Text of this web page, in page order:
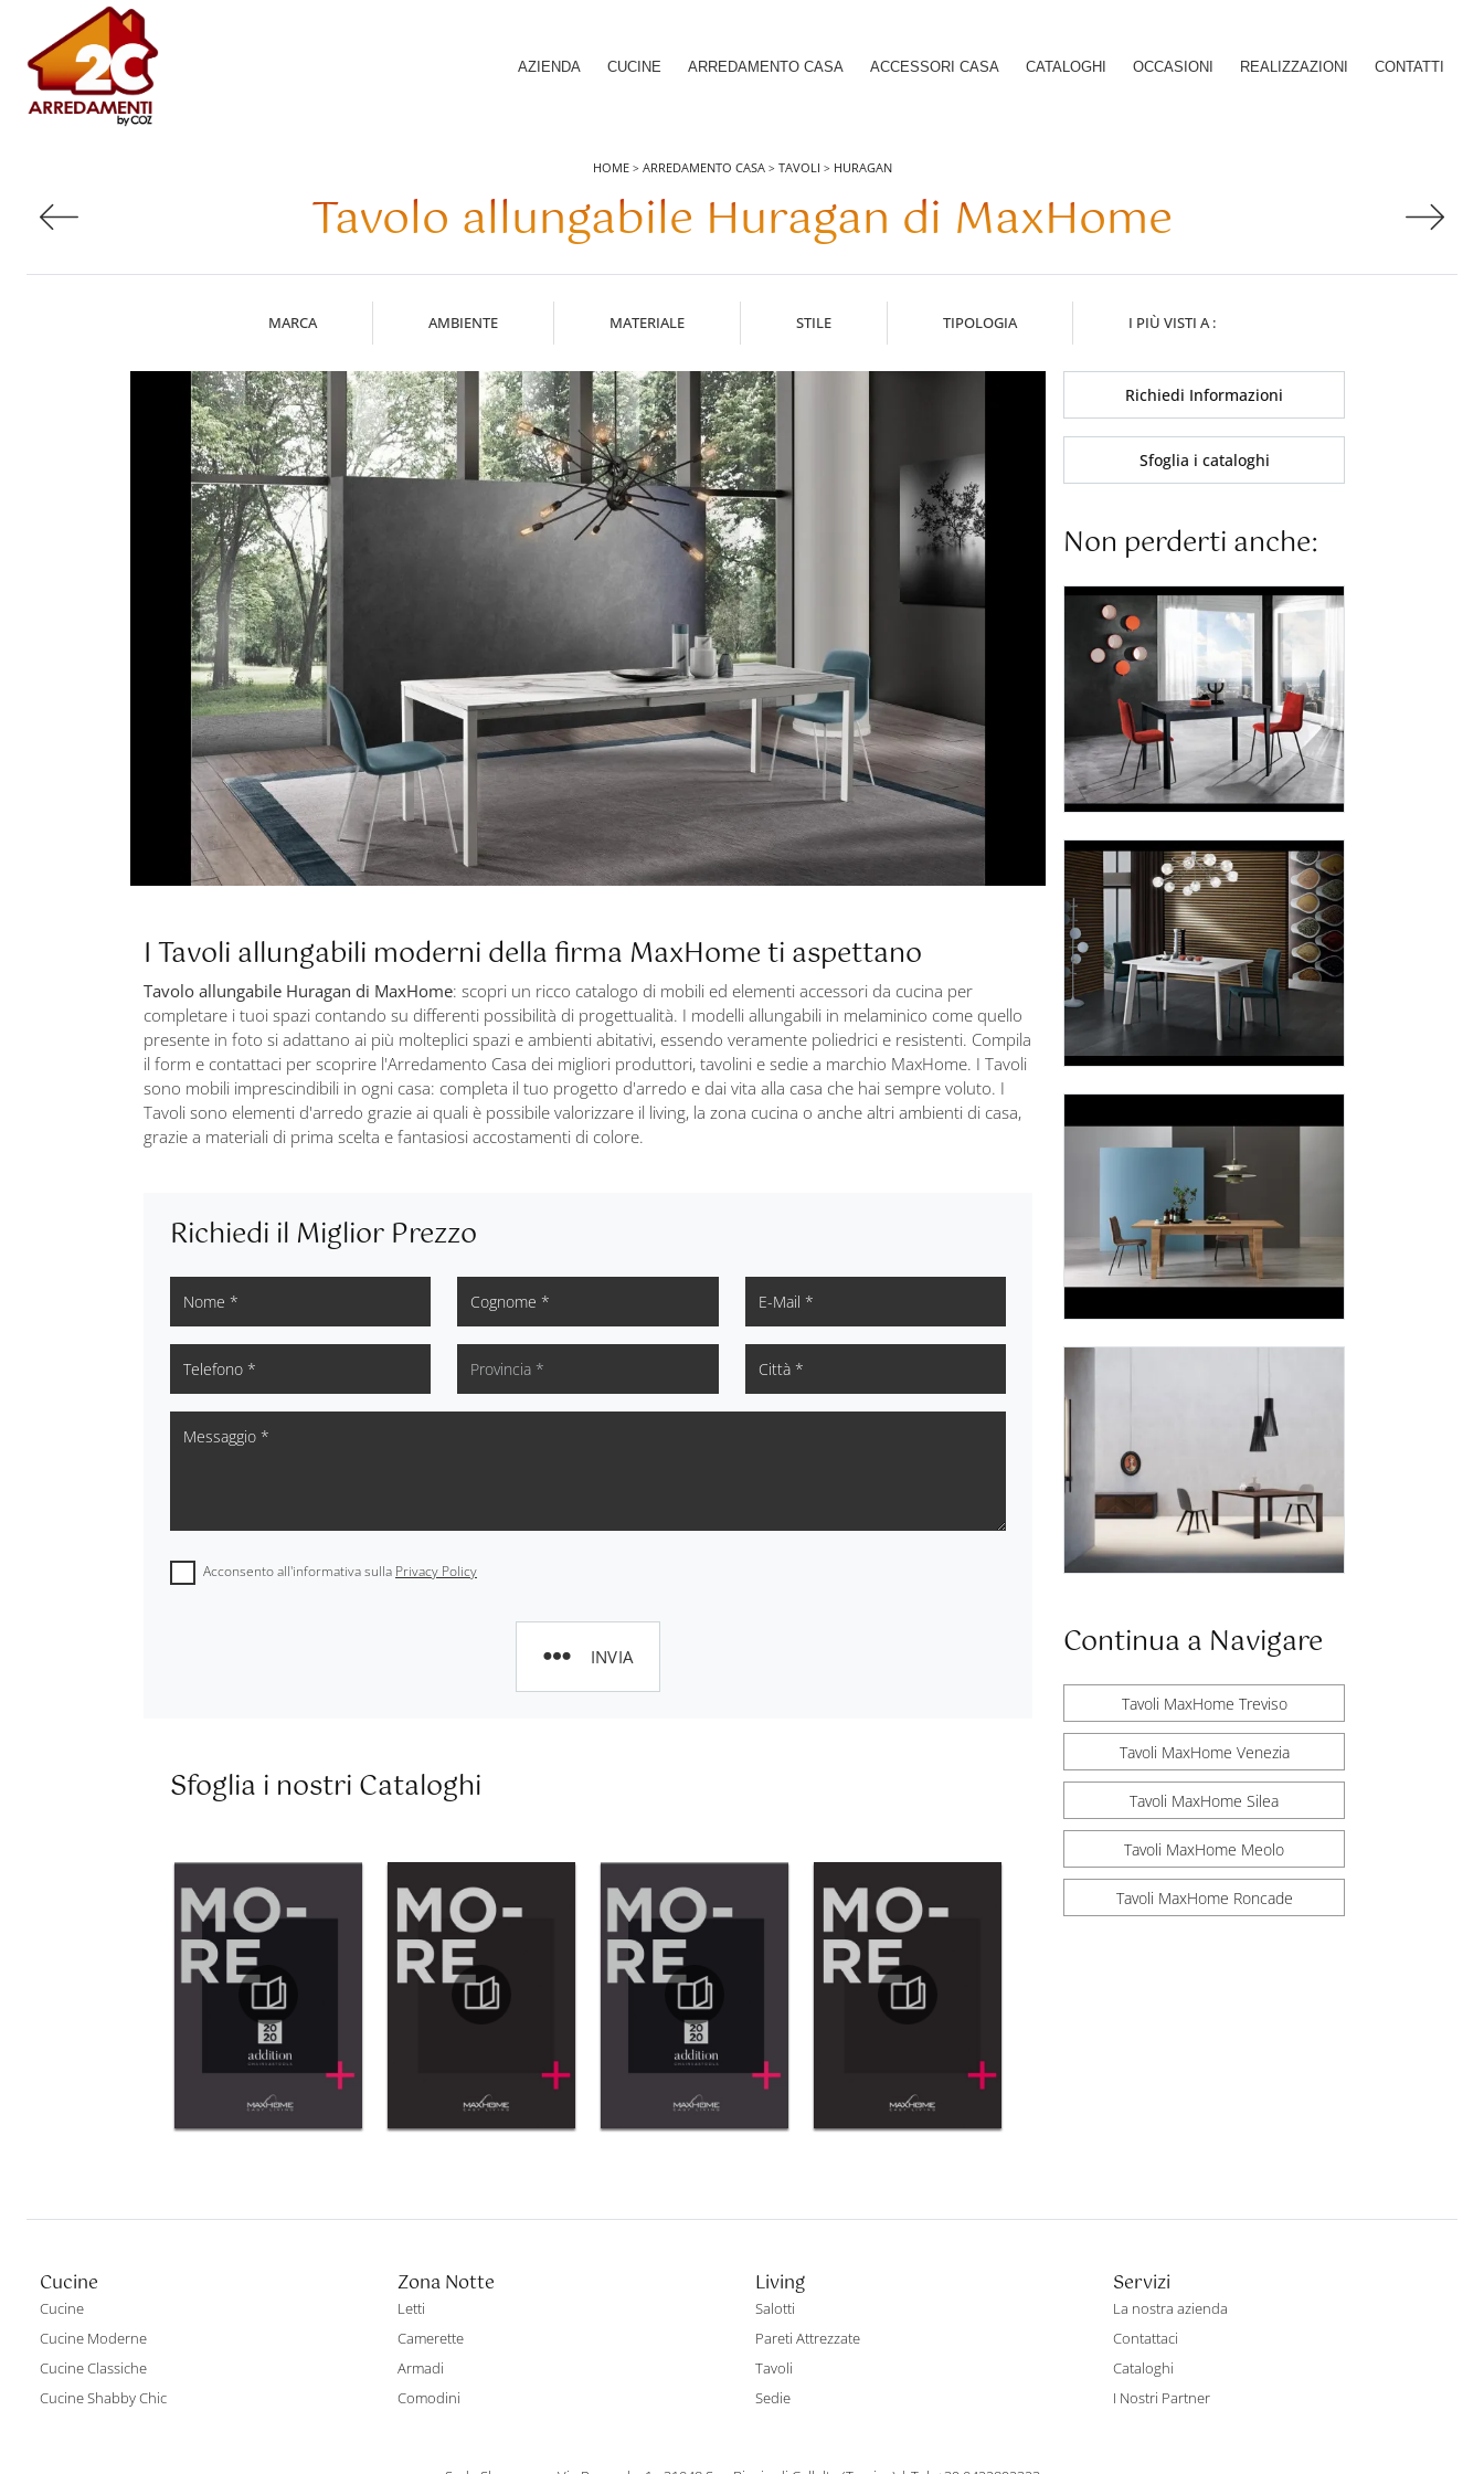
AZIENDA CUCINE ARREDAMENTO CASA ACCESSORI CASA CATALOGHI OCCASIONI REALIZZAZIONI CONTATTI
HOME> ARREDAMENTO CASA> TAVOLI > HURAGAN
Tavolo allungabile Huragan di MaxHome
MARCA AMBIENTE MATERIALE STILE TIPOLOGIA I PIÙ VISTI A :
I Tavoli allungabili moderni della firma MaxHome ti aspettano
Tavolo allungabile Huragan di MaxHome: scopri un ricco catalogo di mobili ed elementi accessori da cucina per
completare i tuoi spazi contando su differenti possibilità di progettualità. I modelli allungabili in melaminico come quello
presente in foto si adattano ai più molteplici spazi e ambienti abitativi, essendo veramente poliedrici e resistenti. Compila
il form e contattaci per scoprire l'Arredamento Casa dei migliori produttori, tavolini e sedie a marchio MaxHome. I Tavoli
sono mobili imprescindibili in ogni casa: completa il tuo progetto d'arredo e dai vita alla casa che hai sempre voluto. I
Tavoli sono elementi d'arredo grazie ai quali è possibile valorizzare il living, la zona cucina o anche altri ambienti di casa,
grazie a materiali di prima scelta e fantasiosi accostamenti di colore.
Richiedi il Miglior Prezzo
Acconsento all'informativa sulla Privacy Policy
INVIA
Sfoglia i nostri Cataloghi
Richiedi Informazioni
Sfoglia i cataloghi
Non perderti anche:
Continua a Navigare
Tavoli MaxHome Treviso
Tavoli MaxHome Venezia
Tavoli MaxHome Silea
Tavoli MaxHome Meolo
Tavoli MaxHome Roncade
Cucine
Cucine
Cucine Moderne
Cucine Classiche
Cucine Shabby Chic
Zona Notte
Letti
Camerette
Armadi
Comodini
Living
Salotti
Pareti Attrezzate
Tavoli
Sedie
Servizi
La nostra azienda
Contattaci
Cataloghi
I Nostri Partner